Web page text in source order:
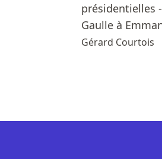
présidentielles
Gaulle à
Gérard Courtois